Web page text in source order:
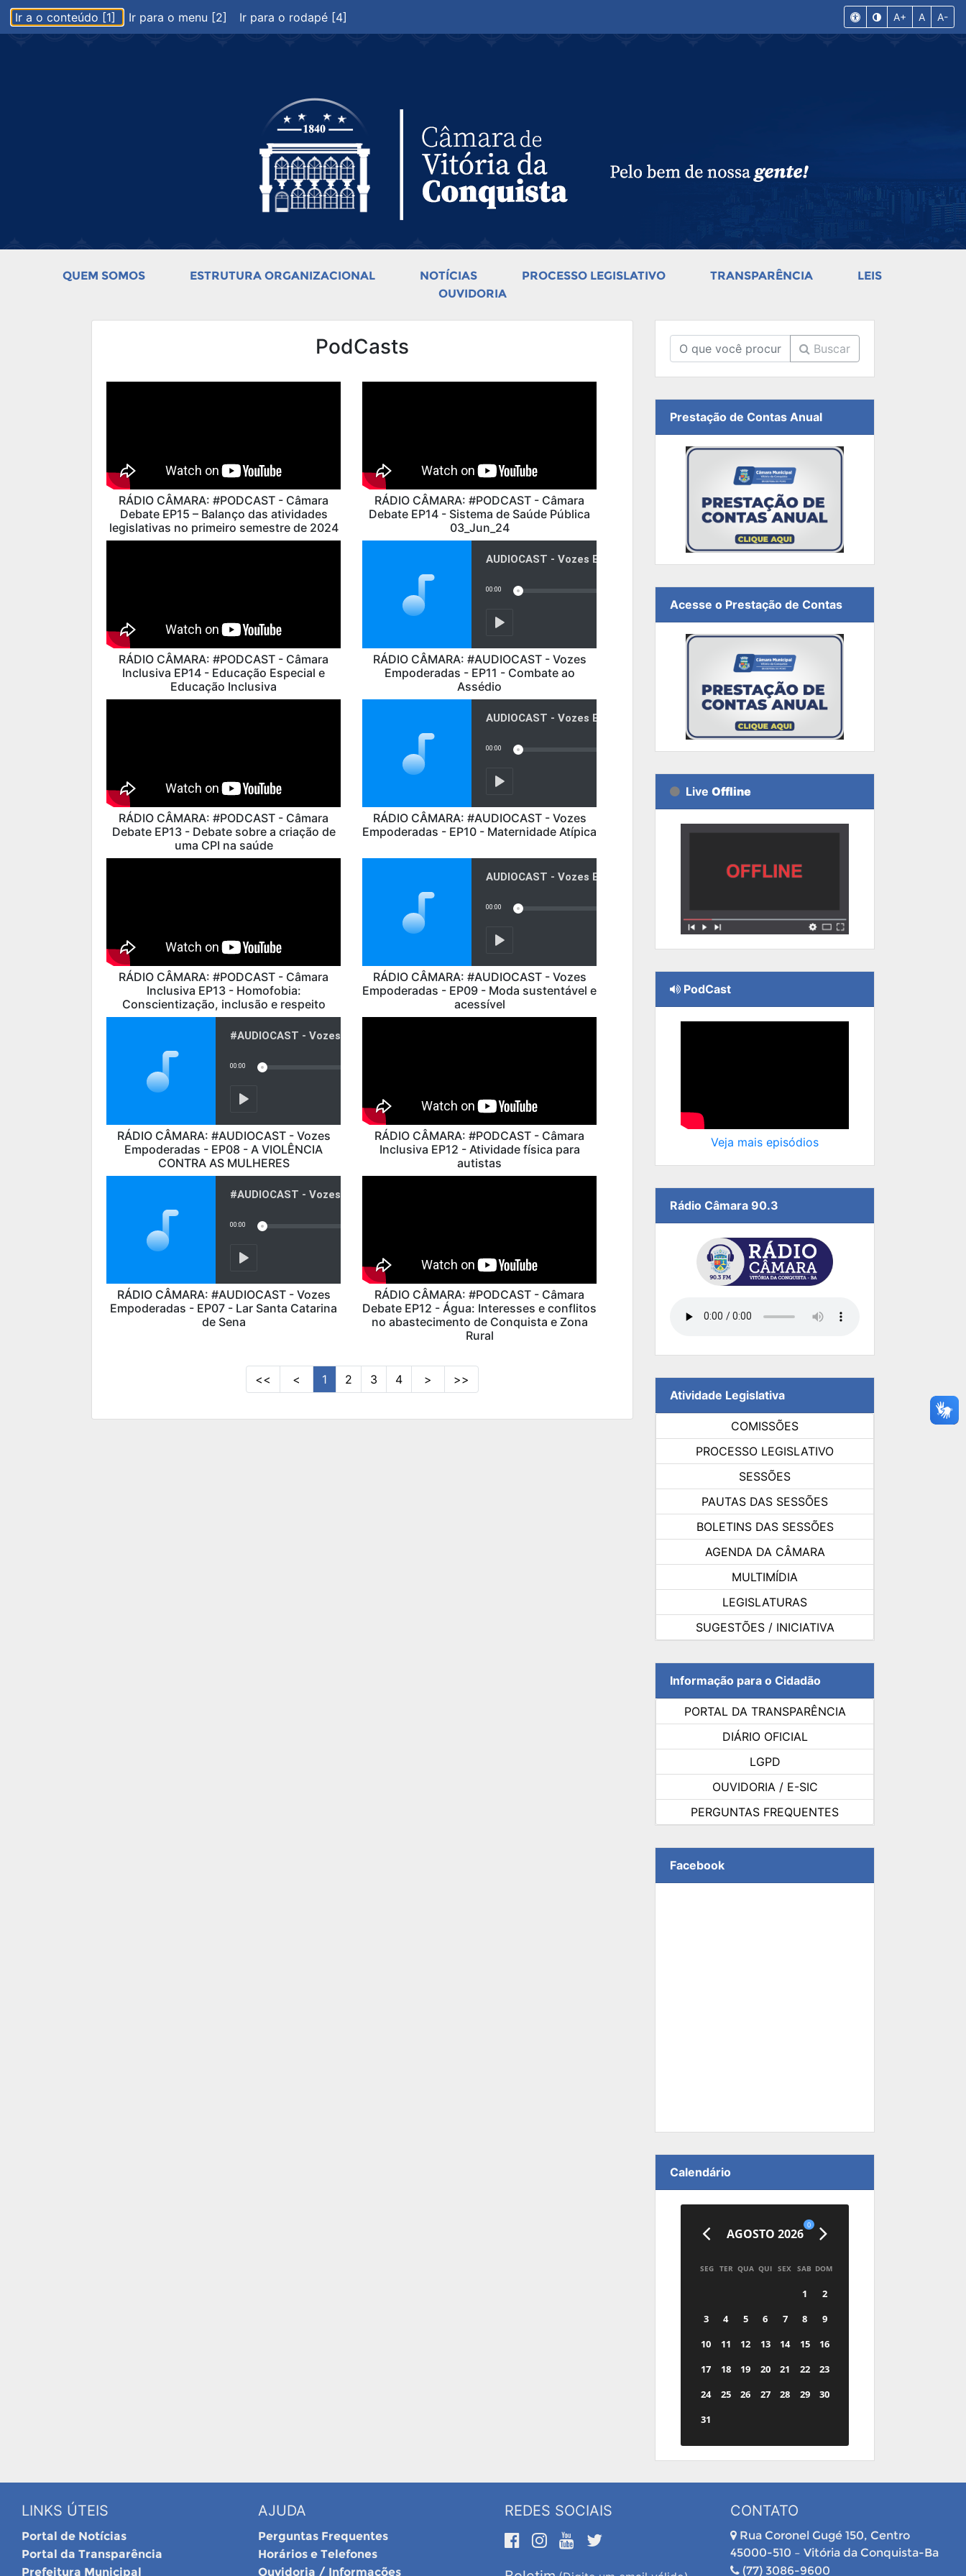
Ir a o conteúdo [1] Ir para o menu [2] Ir para o rodapé [4] A+ A A-
QUEM SOMOS ESTRUTURA ORGANIZACIONAL NOTÍCIAS PROCESSO LEGISLATIVO TRANSPARÊNCIA
LEIS
OUVIDORIA
PodCasts
RÁDIO CÂMARA: #PODCAST - Câmara
Debate EP15 – Balanço das atividades
legislativas no primeiro semestre de 2024
RÁDIO CÂMARA: #PODCAST - Câmara
Debate EP14 - Sistema de Saúde Pública
03_Jun_24
RÁDIO CÂMARA: #PODCAST - Câmara
Inclusiva EP14 - Educação Especial e
Educação Inclusiva
RÁDIO CÂMARA: #AUDIOCAST - Vozes
Empoderadas - EP11 - Combate ao
Assédio
RÁDIO CÂMARA: #PODCAST - Câmara
Debate EP13 - Debate sobre a criação de
uma CPI na saúde
RÁDIO CÂMARA: #AUDIOCAST - Vozes
Empoderadas - EP10 - Maternidade Atípica
RÁDIO CÂMARA: #PODCAST - Câmara
Inclusiva EP13 - Homofobia:
Conscientização, inclusão e respeito
RÁDIO CÂMARA: #AUDIOCAST - Vozes
Empoderadas - EP09 - Moda sustentável e
acessível
RÁDIO CÂMARA: #AUDIOCAST - Vozes
Empoderadas - EP08 - A VIOLÊNCIA
CONTRA AS MULHERES
RÁDIO CÂMARA: #PODCAST - Câmara
Inclusiva EP12 - Atividade física para
autistas
RÁDIO CÂMARA: #AUDIOCAST - Vozes
Empoderadas - EP07 - Lar Santa Catarina
de Sena
RÁDIO CÂMARA: #PODCAST - Câmara
Debate EP12 - Água: Interesses e conflitos
no abastecimento de Conquista e Zona
Rural
<< < 1 2 3 4 > >>
Buscar
Prestação de Contas Anual
Acesse o Prestação de Contas
Live Offline
PodCast
Veja mais episódios
Rádio Câmara 90.3
Atividade Legislativa
COMISSÕES
PROCESSO LEGISLATIVO
SESSÕES
PAUTAS DAS SESSÕES
BOLETINS DAS SESSÕES
AGENDA DA CÂMARA
MULTIMÍDIA
LEGISLATURAS
SUGESTÕES / INICIATIVA
Informação para o Cidadão
PORTAL DA TRANSPARÊNCIA
DIÁRIO OFICIAL
LGPD
OUVIDORIA / E-SIC
PERGUNTAS FREQUENTES
Facebook
Calendário
AGOSTO 2026
0
SEG TER QUA QUI SEX SAB DOM
1
2
3
4 5 6 7 8
9
10
11 12 13 14 15
16
17
18 19 20 21 22
23
24
25 26 27 28 29
30
31
LINKS ÚTEIS
Portal de Notícias
Portal da Transparência
Prefeitura Municipal
AJUDA
Perguntas Frequentes
Horários e Telefones
Ouvidoria / Informações
REDES SOCIAIS CONTATO
Rua Coronel Gugé 150, Centro
45000-510 – Vitória da Conquista-Ba
(77) 3086-9600